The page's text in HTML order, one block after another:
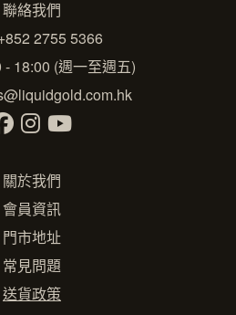
聯絡我們
2755 5366
- 18:00 (週一至週五)
關於我們
會員資訊
門市地址
常見問題
送貨政策